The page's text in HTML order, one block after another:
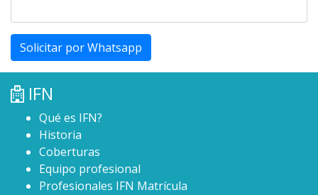
Solicitar por Whatsapp
IFN
Qué es IFN?
Historia
Coberturas
Equipo profesional
Profesionales IFN Matrícula